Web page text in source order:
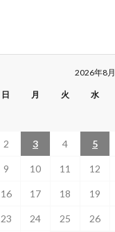
2026年8月
日 月 火 水
2 3 4 5
9 10 11 12
16 17 18 19
23 24 25 26